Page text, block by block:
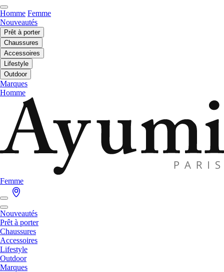
Homme Femme
Nouveautés
Prêt à porter
Chaussures
Accessoires
Lifestyle
Outdoor
Marques
Homme
Femme
Nouveautés
Prêt à porter
Chaussures
Accessoires
Lifestyle
Outdoor
Marques